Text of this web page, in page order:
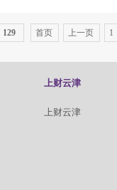
129 首页 上一页 1
上财云津
上财云津